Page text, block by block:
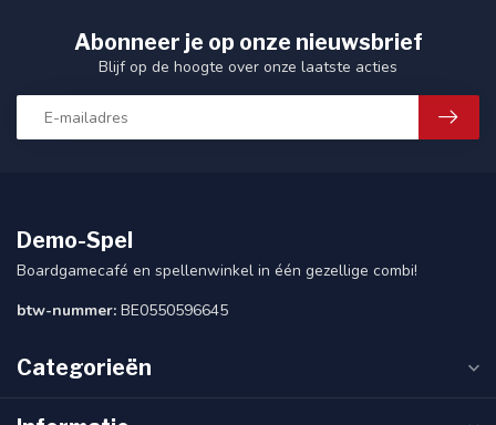
Abonneer je op onze nieuwsbrief
Blijf op de hoogte over onze laatste acties
Demo-Spel
Boardgamecafé en spellenwinkel in één gezellige combi!
btw-nummer: BE0550596645
Categorieën